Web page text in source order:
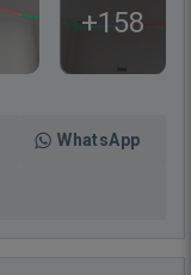
+158
WhatsApp